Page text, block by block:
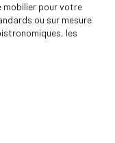
mobilier pour votre
ou sur mesure
les